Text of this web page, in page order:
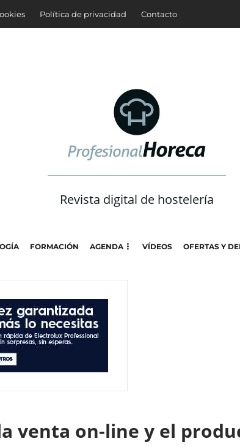
Política de privacidad Contacto
Revista digital de hostelería
FORMACIÓN AGENDA VÍDEOS OFERTAS Y
venta on-line y el